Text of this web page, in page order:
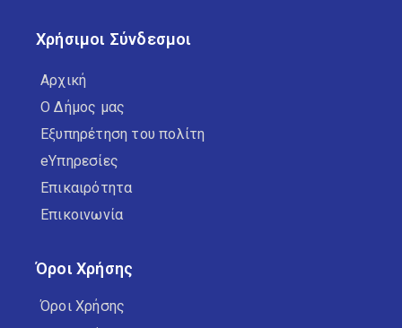
Χρήσιμοι Σύνδεσμοι
Αρχική
Ο Δήμος μας
Εξυπηρέτηση του πολίτη
eΥπηρεσίες
Επικαιρότητα
Επικοινωνία
Όροι Χρήσης
Όροι Χρήσης